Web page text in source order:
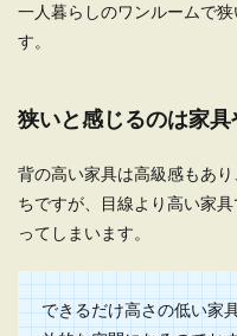
一人
る洋...
一人暮らしのワンルームで
す。
狭いと感じるのは家
背の高い家具は高級感もあ
ちですが、目線より高い家
ってしまいます。
できるだけ高さの低い家